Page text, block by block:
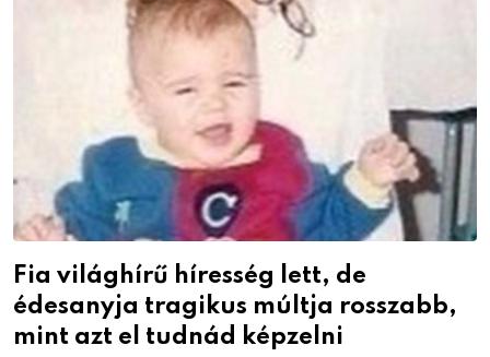
Fia világhírű híresség lett, de
édesanyja tragikus múltja rosszabb,
mint azt el tudnád képzelni